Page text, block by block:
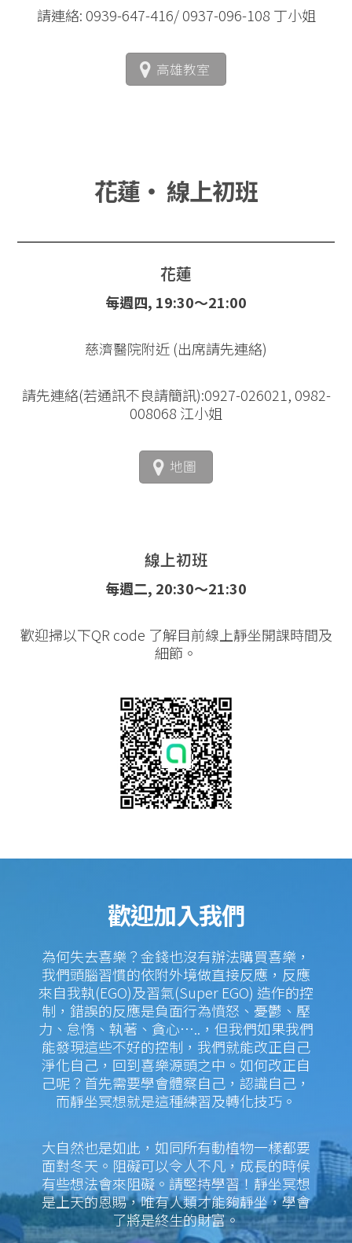
請連絡: 0939-647-416/ 0937-096-108 丁小姐
高雄教室
花蓮‧ 線上初班
花蓮
每週四, 19:30～21:00
慈濟醫院附近 (出席請先連絡)
請先連絡(若通訊不良請簡訊):0927-026021, 0982-
008068 江小姐
地圖
線上初班
每週二, 20:30～21:30
歡迎掃以下QR code 了解目前線上靜坐開課時間及
細節。
歡迎加入我們
為何失去喜樂？金錢也沒有辦法購買喜樂，
我們頭腦習慣的依附外境做直接反應，反應
來自我執(EGO)及習氣(Super EGO) 造作的控
制，錯誤的反應是負面行為憤怒、憂鬱、壓
力、怠惰、執著、貪心…..，但我們如果我們
能發現這些不好的控制，我們就能改正自己
淨化自己，回到喜樂源頭之中。如何改正自
己呢？首先需要學會體察自己，認識自己，
而靜坐冥想就是這種練習及轉化技巧。
大自然也是如此，如同所有動植物一樣都要
面對冬天。阻礙可以令人不凡，成長的時候
有些想法會來阻礙。請堅持學習！靜坐冥想
是上天的恩賜，唯有人類才能夠靜坐，學會
了將是終生的財富。